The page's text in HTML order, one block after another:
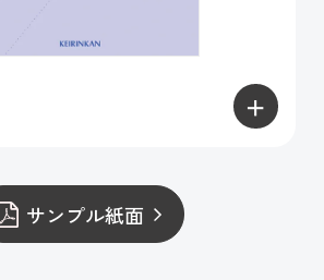
＋
サンプル紙面